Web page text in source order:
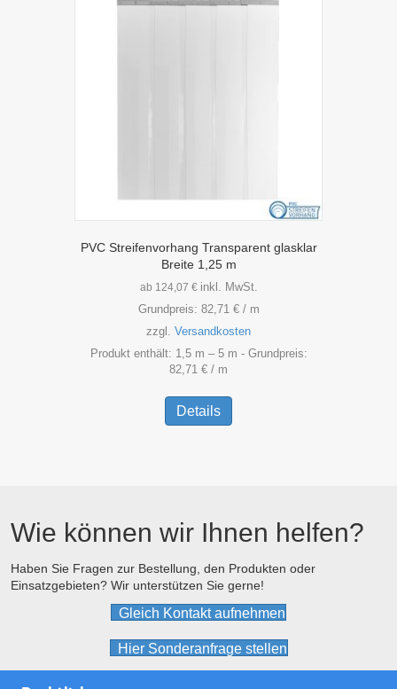
Die
PVC Streifenvorhang Transparent glasklar
Breite 1,25 m
ab 124,07 € inkl. MwSt.
Grundpreis: 82,71 €/ m
zzgl. Versandkosten
Produkt enthält: 1,5 m – 5 m - Grundpreis:
82,71 € / m
Details
weist
können
der
Produktseite
gewählt
werden
Wie können wir Ihnen helfen?
Haben Sie Fragen zur Bestellung, den Produkten oder
Einsatzgebieten? Wir unterstützen Sie gerne!
Gleich Kontakt aufnehmen
Hier Sonderanfrage stellen